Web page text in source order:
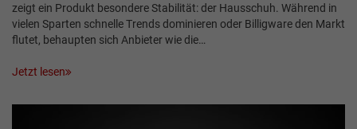
zeigt ein Produkt besondere Stabilität: der Hausschuh. Während in
vielen Sparten schnelle Trends dominieren oder Billigware den Markt
flutet, behaupten sich Anbieter wie die…
Jetzt lesen